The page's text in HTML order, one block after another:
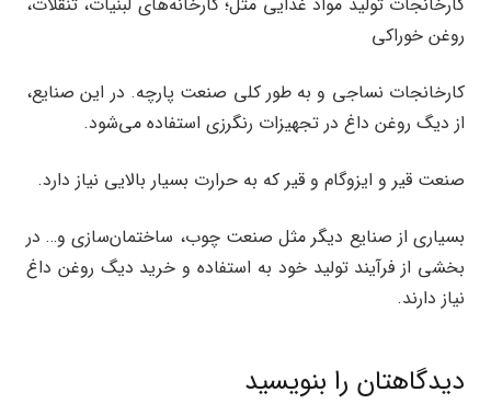
روغن خوراکی
کارخانجات نساجی و به طور کلی صنعت پارچه. در این صنایع،
از دیگ روغن داغ در تجهیزات رنگرزی استفاده می‌شود.
صنعت قیر و ایزوگام و قیر که به حرارت بسیار بالایی نیاز دارد.
بسیاری از صنایع دیگر مثل صنعت چوب، ساختمان‌سازی و… در
بخشی از فرآیند تولید خود به استفاده و خرید دیگ روغن داغ
نیاز دارند.
دیدگاهتان را بنویسید